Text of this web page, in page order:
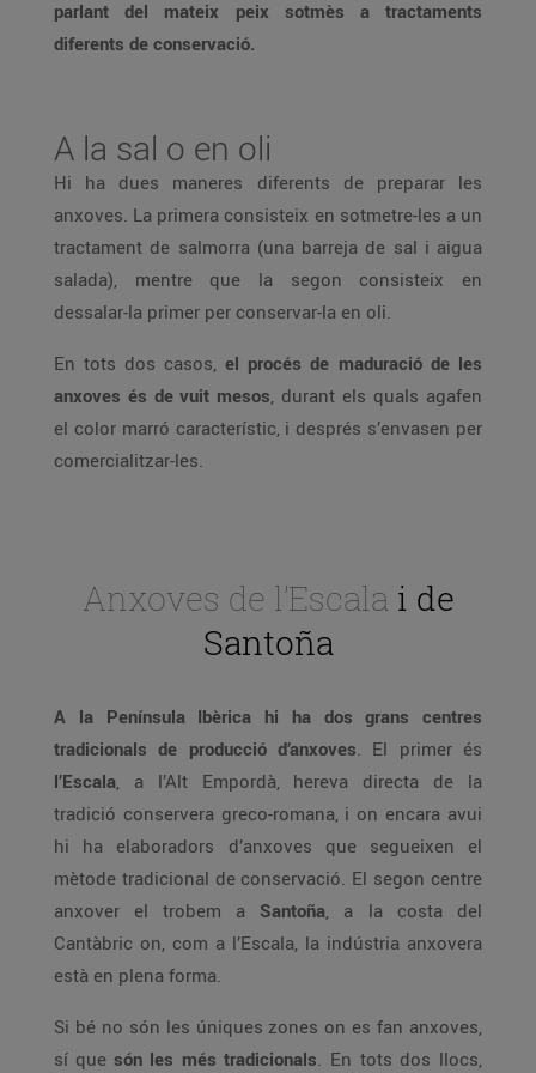
parlant del mateix peix sotmès a tractaments
diferents de conservació.
A la sal o en oli
Hi ha dues maneres diferents de preparar les
anxoves. La primera consisteix en sotmetre-les a un
tractament de salmorra (una barreja de sal i aigua
salada), mentre que la segon consisteix en
dessalar-la primer per conservar-la en oli.
En tots dos casos, el procés de maduració de les
anxoves és de vuit mesos, durant els quals agafen
el color marró característic, i després s’envasen per
comercialitzar-les.
Anxoves de l’Escalai de
Santoña
A la Península Ibèrica hi ha dos grans centres
tradicionals de producció d’anxoves. El primer és
l’Escala, a l’Alt Empordà, hereva directa de la
tradició conservera greco-romana, i on encara avui
hi ha elaboradors d’anxoves que segueixen el
mètode tradicional de conservació. El segon centre
anxover el trobem a Santoña, a la costa del
Cantàbric on, com a l’Escala, la indústria anxovera
està en plena forma.
Si bé no són les úniques zones on es fan anxoves,
sí que són les més tradicionals. En tots dos llocs,